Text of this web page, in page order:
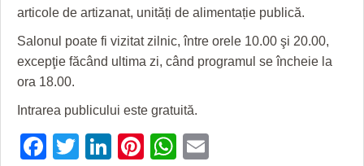
FARMACII DIN TIMIŞOARA
HARTA TIMIŞOAREI
LICEE, ŞCOLI ŞI GRĂDINIŢE DIN TIMIŞ
PRIMĂRIILE DIN TIMIŞ
SFATUL MEDICULUI
articole de artizanat, unități de alimentație publică.
Salonul poate fi vizitat zilnic, între orele 10.00 şi 20.00,
excepţie făcând ultima zi, când programul se încheie la
ora 18.00.
Intrarea publicului este gratuită.
Facebook
Twitter
LinkedIn
Pinterest
WhatsApp